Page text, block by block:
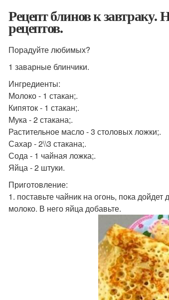
Рецепт блинов к
рецептов.
Порадуйте любимых?
1 заварные блинчики.
Ингредиенты:
Молоко - 1 стакан;.
Кипяток - 1 стакан;.
Мука - 2 стакана;.
Растительное масло - 3 столовых ложки;.
Сахар - 2\\3 стакана;.
Сода - 1 чайная ложка;.
Яйца - 2 штуки.
Приготовление:
1. поставьте чайник на огонь, пока
молоко. В него яйца добавьте.